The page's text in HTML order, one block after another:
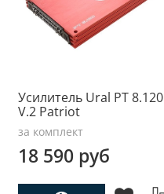
Усилитель Ural PT 8.120
V.2 Patriot
за комплект
18 590 руб